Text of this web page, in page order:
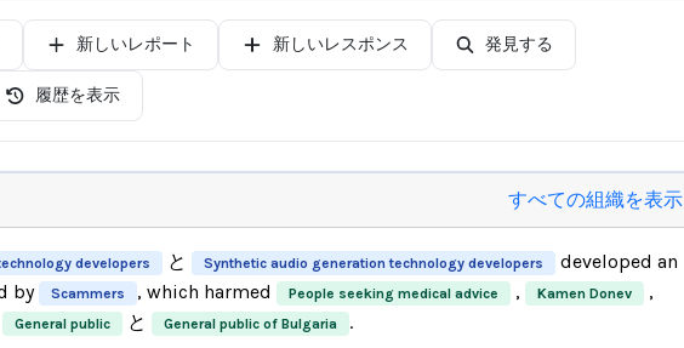
新しいレポート 新しいレスポンス 発見する
履歴を表示
すべての組織を表示
developers と Synthetic audio generation technology developers
developed an
by
Scammers , which harmed People seeking medical advice , Kamen Donev ,
General public と General public of Bulgaria
.